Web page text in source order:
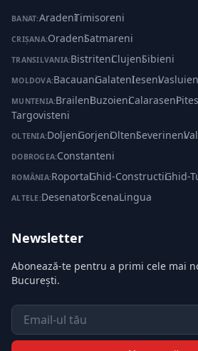
BANAT:Aradeni·Timisoreni
CRIȘANA:Oradeni·Satmareni
TRANSILVANIA:Bistriteni·Clujeni·Sibieni
MOLDOVA:Bacauani·Galateni·Ieseni·
MUNTENIA:Braileni·Buzoieni·Calaraseni·
Targovisteni
OLTENIA:Doljeni·Gorjeni·Olteni·Severineni·
DOBROGEA:Constanteni
ROMÂNIA:Roportal·Ghid-Constructii·Ghid-
ALTELE:Desenatori·ScenaLingua
Newsletter
Abonează-te pentru a primi cele mai
București.
Email